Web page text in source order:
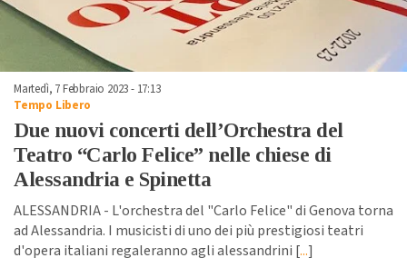
Martedì, 7 Febbraio 2023 - 17:13
Tempo Libero
Due nuovi concerti dell’Orchestra del
Teatro “Carlo Felice” nelle chiese di
Alessandria e Spinetta
ALESSANDRIA - L'orchestra del "Carlo Felice" di Genova torna
ad Alessandria. I musicisti di uno dei più prestigiosi teatri
d'opera italiani regaleranno agli alessandrini [...]